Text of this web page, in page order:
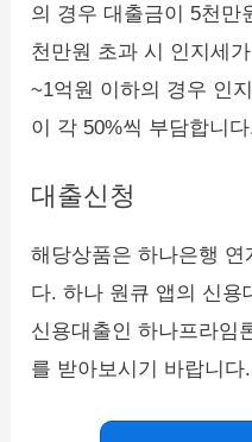
의 경우 대출금이 5천만
천만원 초과 시 인지세
~1억원 이하의 경우 인
이 각 50%씩 부담합니
대출신청
해당상품은 하나은행 연
다. 하나 원큐 앱의 신용
신용대출인 하나프라임
를 받아보시기 바랍니다.